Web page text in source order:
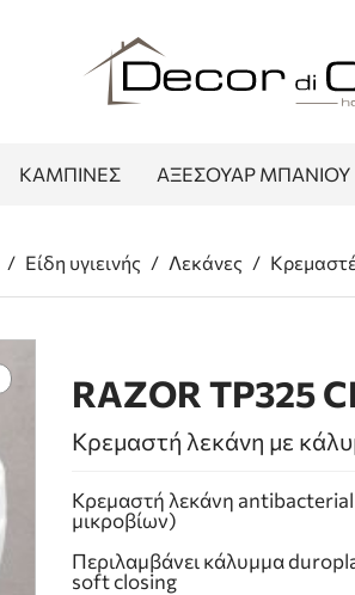
ΚΑΜΠΙΝΕΣ ΑΞΕΣΟΥΑΡ ΜΠΑΝΙΟΥ
/ Είδη υγιεινής / Λεκάνες /
RAZOR TP325
Κρεμαστή λεκάνη με
Κρεμαστή λεκάνη
μικροβίων)
Περιλαμβάνει κάλυμμα
soft closing